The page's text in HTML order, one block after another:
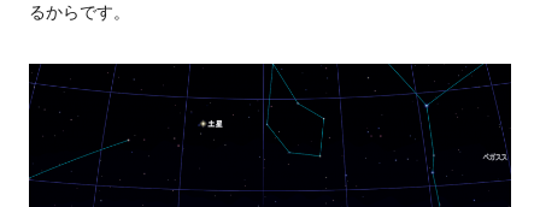
るからです。